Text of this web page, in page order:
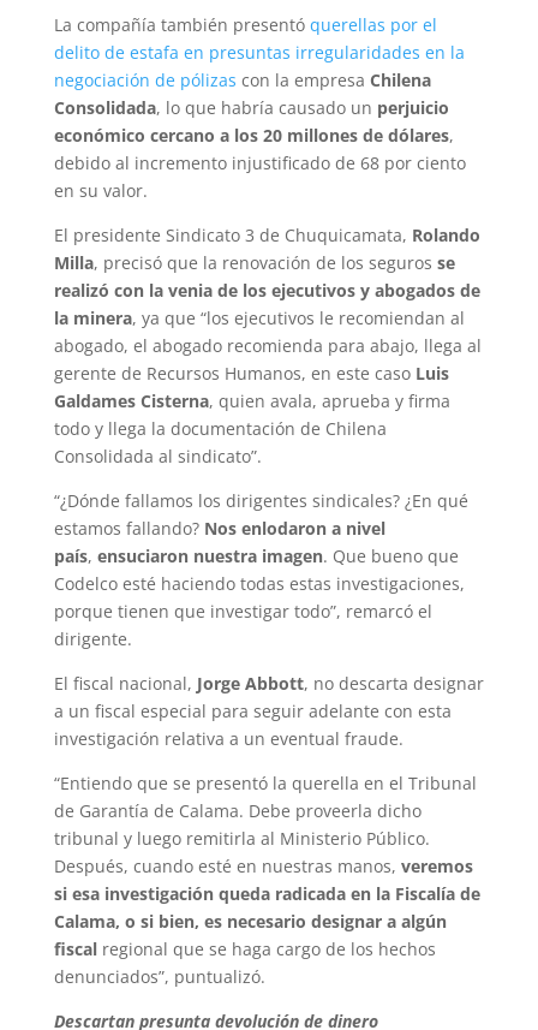
La compañía también presentó querellas por el
delito de estafa en presuntas irregularidades en la
negociación de pólizas con la empresa Chilena
Consolidada, lo que habría causado un perjuicio
económico cercano a los 20 millones de dólares,
debido al incremento injustificado de 68 por ciento
en su valor.
El presidente Sindicato 3 de Chuquicamata, Rolando
Milla, precisó que la renovación de los seguros se
realizó con la venia de los ejecutivos y abogados de
la minera, ya que “los ejecutivos le recomiendan al
abogado, el abogado recomienda para abajo, llega al
gerente de Recursos Humanos, en este caso Luis
Galdames Cisterna, quien avala, aprueba y firma
todo y llega la documentación de Chilena
Consolidada al sindicato”.
“¿Dónde fallamos los dirigentes sindicales? ¿En qué
estamos fallando? Nos enlodaron a nivel
país, ensuciaron nuestra imagen. Que bueno que
Codelco esté haciendo todas estas investigaciones,
porque tienen que investigar todo”, remarcó el
dirigente.
El fiscal nacional, Jorge Abbott, no descarta designar
a un fiscal especial para seguir adelante con esta
investigación relativa a un eventual fraude.
“Entiendo que se presentó la querella en el Tribunal
de Garantía de Calama. Debe proveerla dicho
tribunal y luego remitirla al Ministerio Público.
Después, cuando esté en nuestras manos, veremos
si esa investigación queda radicada en la Fiscalía de
Calama, o si bien, es necesario designar a algún
fiscalregional que se haga cargo de los hechos
denunciados”, puntualizó.
Descartan presunta devolución de dinero